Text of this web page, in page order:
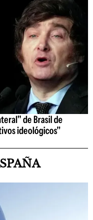
de Brasil de
ideológicos"